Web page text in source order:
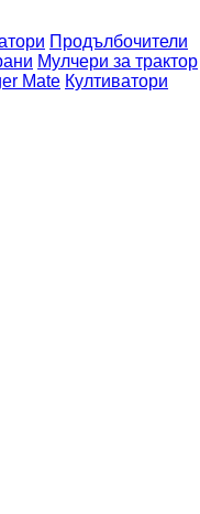
Продълбочители
Мулчери за трактор
Mate Култиватори